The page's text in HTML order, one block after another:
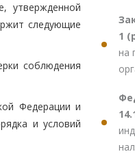
утвержденной
следующие
соблюдения
Федерации и
и условий
1
на